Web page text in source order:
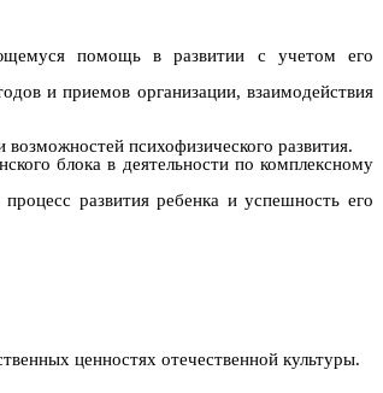
помощь в развитии с учетом его
и приемов организации, взаимодействия
психофизического развития.
блока в деятельности по комплексному
развития ребенка и успешность его
ценностях отечественной культуры.